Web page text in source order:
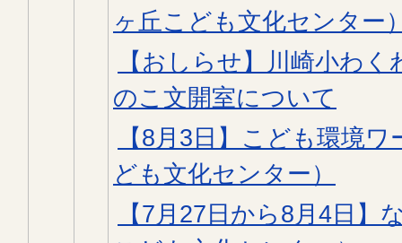
ヶ丘こども文化センター
【おしらせ】川崎小わ
のこ文開室について
【8月3日】こども環境
ども文化センター）
【7月27日から8月4日】